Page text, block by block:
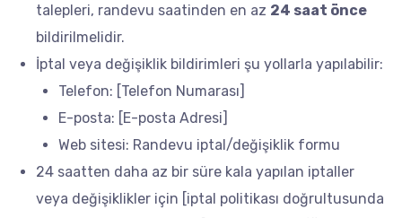
talepleri, randevu saatinden en az 24 saat önce
bildirilmelidir.
İptal veya değişiklik bildirimleri şu yollarla yapılabilir:
Telefon: [Telefon Numarası]
E-posta: [E-posta Adresi]
Web sitesi: Randevu iptal/değişiklik formu
24 saatten daha az bir süre kala yapılan iptaller
veya değişiklikler için [iptal politikası doğrultusunda